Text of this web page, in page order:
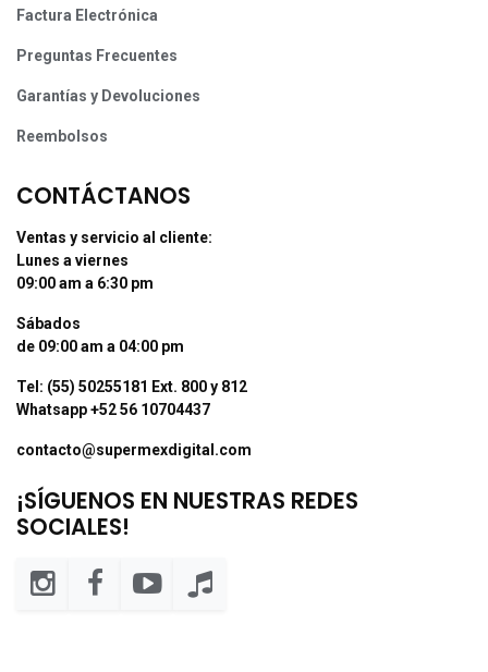
Factura Electrónica
Preguntas Frecuentes
Garantías y Devoluciones
Reembolsos
CONTÁCTANOS
Ventas y servicio al cliente:
Lunes a viernes
09:00 am a 6:30 pm
Sábados
de 09:00 am a 04:00 pm
Tel: (55) 50255181 Ext. 800 y 812
Whatsapp +52 56 10704437
contacto@supermexdigital.com
¡SÍGUENOS EN NUESTRAS REDES
SOCIALES!